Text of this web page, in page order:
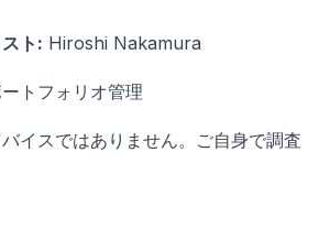
ト: Hiroshi Nakamura
トフォリオ管理
イスではありません。ご自身で調査